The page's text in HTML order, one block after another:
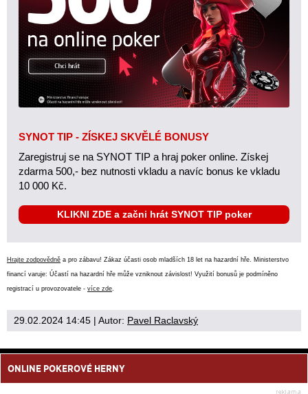
SYNOT TIP - ZÍSKEJ SKVĚLÉ BONUSY
Zaregistruj se na SYNOT TIP a hraj poker online. Získej
zdarma 500,- bez nutnosti vkladu a navíc bonus ke vkladu
10 000 Kč.
KLIKNI ZDE a začni hrát SYNOT TIP poker
Hrajte zodpovědně a pro zábavu! Zákaz účasti osob mladších 18 let na hazardní hře. Ministerstvo
financí varuje: Účastí na hazardní hře může vzniknout závislost! Využití bonusů je podmíněno
registrací u provozovatele - více zde.
29.02.2024 14:45 | Autor: Pavel Raclavský
ONLINE POKEROVÉ HERNY